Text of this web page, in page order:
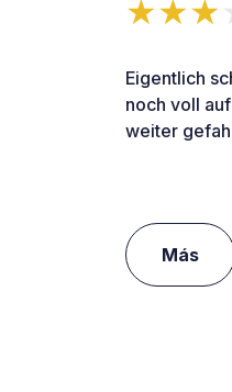
Eigentlich
noch voll
weiter
Más